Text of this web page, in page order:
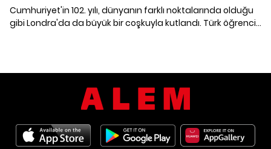
Cumhuriyet'in 102. yılı, dünyanın farklı noktalarında olduğu
gibi Londra'da da büyük bir coşkuyla kutlandı. Türk öğrenci